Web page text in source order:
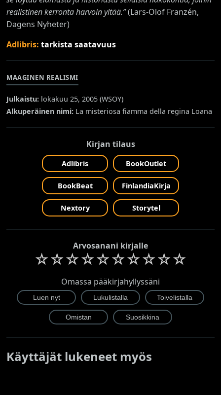
realistinen kerronta harvoin yltää.”(Lars-Olof Franzén,
Dagens Nyheter)
Adlibris:tarkista saatavuus
MAAGINEN REALISMI
Julkaistu: lokakuu 25, 2005 (WSOY)
Alkuperäinen nimi: La misteriosa fiamma della regina Loana
Kirjan tilaus
Adlibris BookOutlet
BookBeat FinlandiaKirja
Nextory Storytel
Arvosanani kirjalle
☆☆☆☆☆☆☆☆☆☆
Omassa pääkirjahyllyssäni
Käyttäjät lukeneet myös